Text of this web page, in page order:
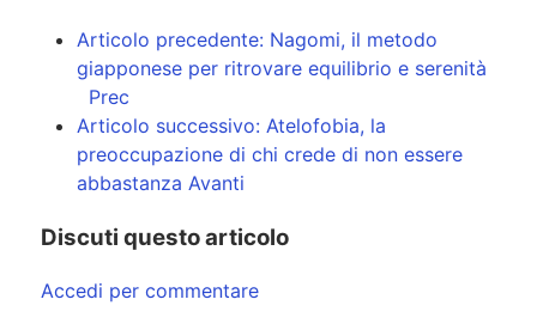
Articolo precedente: Nagomi, il metodo
giapponese per ritrovare equilibrio e serenità
Prec
Articolo successivo: Atelofobia, la
preoccupazione di chi crede di non essere
abbastanza Avanti
Discuti questo articolo
Accedi per commentare